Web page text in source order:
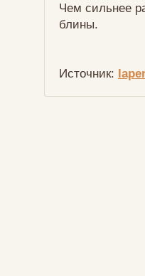
Чем сильнее
блины.
Источник: